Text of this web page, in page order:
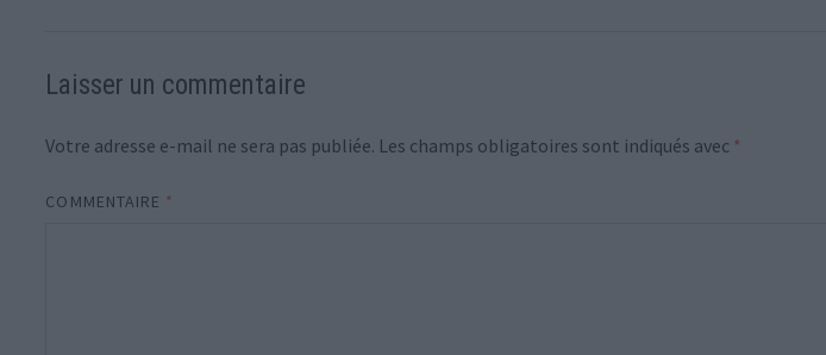
Laisser un commentaire
Votre adresse e-mail ne sera pas publiée. Les champs obligatoires sont indiqués avec *
COMMENTAIRE *